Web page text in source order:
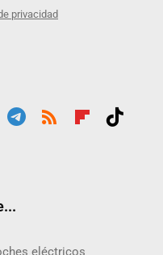
privacidad
eléctricos